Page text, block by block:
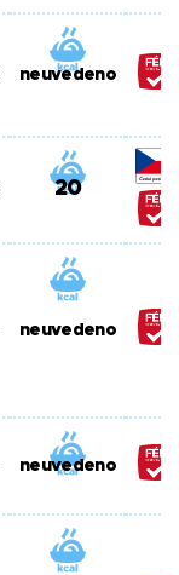
neuvedeno
20
neuvedeno
neuvedeno